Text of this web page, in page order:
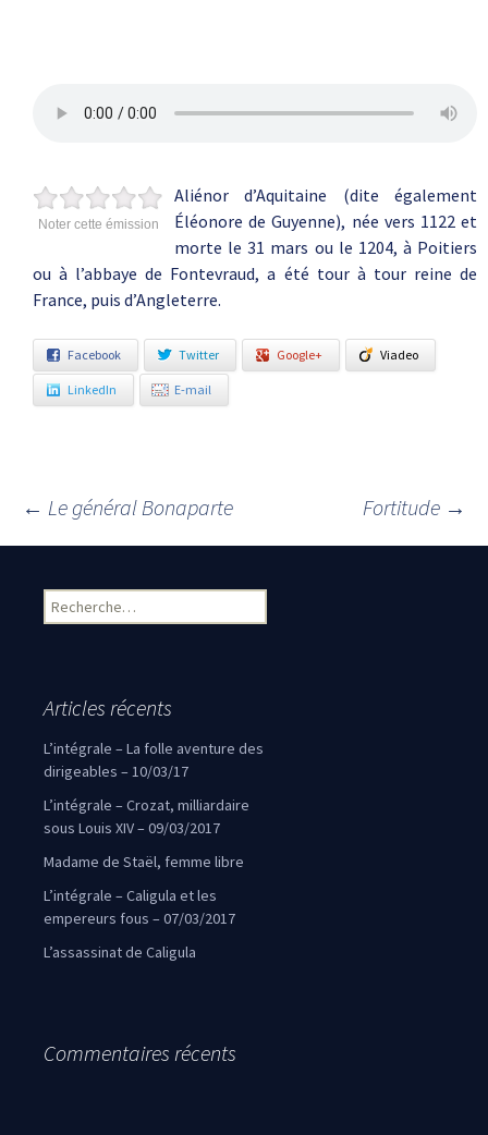
Noter cette émission
Aliénor d’Aquitaine (dite également
Éléonore de Guyenne), née vers 1122 et
morte le 31 mars ou le 1204, à Poitiers
ou à l’abbaye de Fontevraud, a été tour à tour reine de
France, puis d’Angleterre.
Facebook Twitter Google+ Viadeo
LinkedIn E-mail
Navigation des articles
← Le général Bonaparte Fortitude →
Rechercher :
Articles récents
L’intégrale – La folle aventure des
dirigeables – 10/03/17
L’intégrale – Crozat, milliardaire
sous Louis XIV – 09/03/2017
Madame de Staël, femme libre
L’intégrale – Caligula et les
empereurs fous – 07/03/2017
L’assassinat de Caligula
Commentaires récents